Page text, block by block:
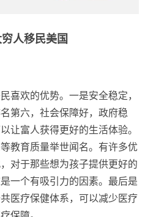
人移民美国
喜欢的优势。一是安全稳定，
第六，社会保障好，政府稳
让富人获得更好的生活体验。
教育质量举世闻名。有许多优
对于那些想为孩子提供更好的
一个有吸引力的因素。最后是
医疗保健体系，可以减少医疗